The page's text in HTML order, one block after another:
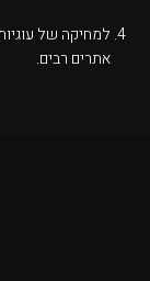
למחיקה של
אתרים רבים.